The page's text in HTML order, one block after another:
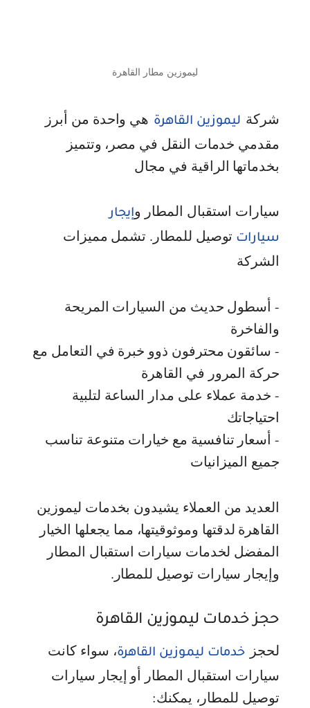
ليموزين مطار القاهرة
شركة ليموزين القاهرة هي واحدة من أبرز
مقدمي خدمات النقل في مصر، وتتميز
بخدماتها الراقية في مجال
سيارات استقبال المطار وإيجار
سيارات توصيل للمطار. تشمل مميزات
الشركة
- أسطول حديث من السيارات المريحة
والفاخرة
- سائقون محترفون ذوو خبرة في التعامل مع
حركة المرور في القاهرة
- خدمة عملاء على مدار الساعة لتلبية
احتياجاتك
- أسعار تنافسية مع خيارات متنوعة تناسب
جميع الميزانيات
العديد من العملاء يشيدون بخدمات ليموزين
القاهرة لدقتها وموثوقيتها، مما يجعلها الخيار
المفضل لخدمات سيارات استقبال المطار
وإيجار سيارات توصيل للمطار.
حجز خدمات ليموزين القاهرة
لحجز خدمات ليموزين القاهرة، سواء كانت
سيارات استقبال المطار أو إيجار سيارات
توصيل للمطار، يمكنك: